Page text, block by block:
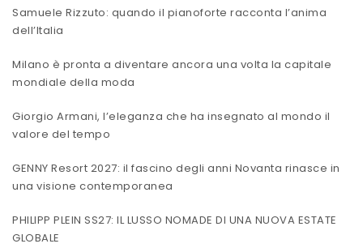
Samuele Rizzuto: quando il pianoforte racconta l’anima
dell’Italia
Milano è pronta a diventare ancora una volta la capitale
mondiale della moda
Giorgio Armani, l’eleganza che ha insegnato al mondo il
valore del tempo
GENNY Resort 2027: il fascino degli anni Novanta rinasce in
una visione contemporanea
PHILIPP PLEIN SS27: IL LUSSO NOMADE DI UNA NUOVA ESTATE
GLOBALE